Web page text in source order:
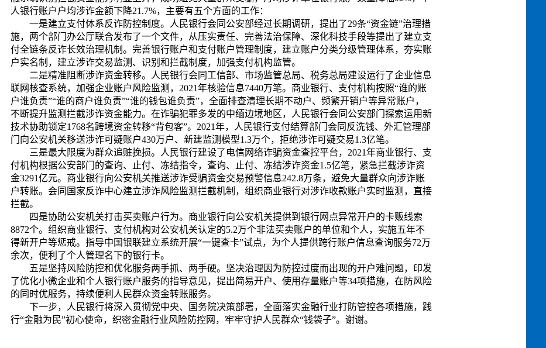
人银行账户户均涉诈金额下降21.7%，主要有五个方面的工作：
一是建立支付体系反诈防控制度。人民银行会同公安部经过长期调研，提出了29条“资金链”治理措
施，两个部门办公厅联合发布了一个文件，从压实责任、完善法治保障、深化科技手段等提出了建立支
付全链条反诈长效治理机制。完善银行账户和支付账户管理制度，建立账户分类分级管理体系，夯实账
户实名制，建立涉诈交易监测、识别和拦截制度，加强支付机构监管。
二是精准阻断涉诈资金转移。人民银行会同工信部、市场监管总局、税务总局建设运行了企业信息
联网核查系统，加强企业账户风险监测，2021年核验信息7440万笔。商业银行、支付机构按照“谁的账
户谁负责”“谁的商户谁负责”“谁的钱包谁负责”，全面排查清理长期不动户、频繁开销户等异常账户，
不断提升监测拦截涉诈资金能力。在诈骗犯罪多发的中缅边境地区，人民银行会同公安部门探索运用新
技术协助锁定1768名跨境资金转移“背包客”。2021年，人民银行支付结算部门会同反洗钱、外汇管理部
门向公安机关移送涉诈可疑账户430万户、新建监测模型1.3万个，拒绝涉诈可疑交易1.3亿笔。
三是最大限度为群众追赃挽损。人民银行建设了电信网络诈骗资金查控平台，2021年商业银行、支
付机构根据公安部门的查询、止付、冻结指令，查询、止付、冻结涉诈资金1.5亿笔，紧急拦截涉诈资
金3291亿元。商业银行向公安机关推送涉诈受骗资金交易预警信息242.8万条，避免大量群众向涉诈账
户转账。会同国家反诈中心建立涉诈风险监测拦截机制，组织商业银行对涉诈收款账户实时监测，直接
拦截。
四是协助公安机关打击买卖账户行为。商业银行向公安机关提供到银行网点异常开户的卡贩线索
8872个。组织商业银行、支付机构对公安机关认定的5.2万个非法买卖账户的单位和个人，实施五年不
得新开户等惩戒。指导中国银联建立系统开展“一键查卡”试点，为个人提供跨行账户信息查询服务72万
余次，便利了个人管理名下的银行卡。
五是坚持风险防控和优化服务两手抓、两手硬。坚决治理因为防控过度而出现的开户难问题，印发
了优化小微企业和个人银行账户服务的指导意见，提出简易开户、使用存量账户等34项措施，在防风险
的同时优服务，持续便利人民群众资金转账服务。
下一步，人民银行将深入贯彻党中央、国务院决策部署，全面落实金融行业打防管控各项措施，践
行“金融为民”初心使命，织密金融行业风险防控网，牢牢守护人民群众“钱袋子”。谢谢。